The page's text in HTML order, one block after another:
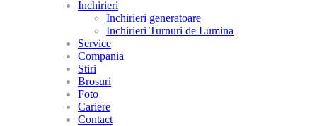
Inchirieri
Inchirieri generatoare
Inchirieri Turnuri de Lumina
Service
Compania
Stiri
Brosuri
Foto
Cariere
Contact